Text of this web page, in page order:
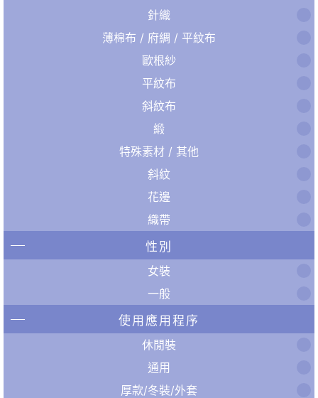
針織
薄棉布 / 府綢 / 平紋布
歐根紗
平紋布
斜紋布
緞
特殊素材 / 其他
斜紋
花邊
織帶
性別
女裝
一般
使用應用程序
休閒裝
通用
厚款/冬裝/外套